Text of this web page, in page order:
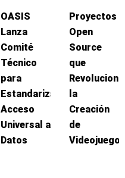
OASIS
Lanza
Comité
Técnico
para
Estandarizar
Acceso
Universal a
Datos
Proyectos
Open
Source
que
la
Creación
de
Videojuegos